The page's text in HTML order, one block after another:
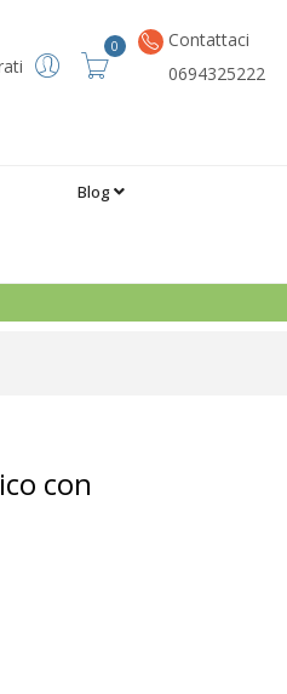
0
Contattaci
0694325222
Blog
con